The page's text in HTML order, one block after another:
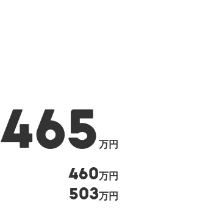
465 万円
460万円
503万円